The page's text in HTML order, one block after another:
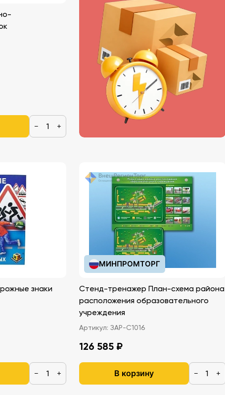
− +
знаки
− +
МИНПРОМТОРГ
Стенд-тренажер План-схема района
расположения образовательного
учреждения
Артикул: ЗАР-С1016
126 585 ₽
В корзину − +